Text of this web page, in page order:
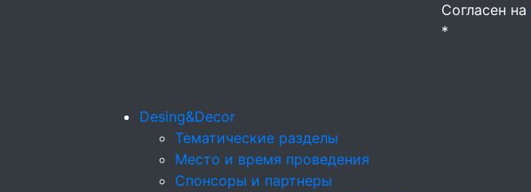
Согласен на
*
Desing&Decor
Тематические разделы
Место и время проведения
Спонсоры и партнеры